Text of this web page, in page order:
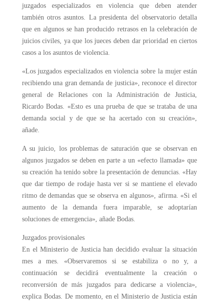
juzgados especializados en violencia que deben atender
también otros asuntos. La presidenta del observatorio detalla
que en algunos se han producido retrasos en la celebración de
juicios civiles, ya que los jueces deben dar prioridad en ciertos
casos a los asuntos de violencia.
«Los juzgados especializados en violencia sobre la mujer están
recibiendo una gran demanda de justicia», reconoce el director
general de Relaciones con la Administración de Justicia,
Ricardo Bodas. «Esto es una prueba de que se trataba de una
demanda social y de que se ha acertado con su creación»,
añade.
A su juicio, los problemas de saturación que se observan en
algunos juzgados se deben en parte a un «efecto llamada» que
su creación ha tenido sobre la presentación de denuncias. «Hay
que dar tiempo de rodaje hasta ver si se mantiene el elevado
ritmo de demandas que se observa en algunos», afirma. «Si el
aumento de la demanda fuera imparable, se adoptarían
soluciones de emergencia», añade Bodas.
Juzgados provisionales
En el Ministerio de Justicia han decidido evaluar la situación
mes a mes. «Observaremos si se estabiliza o no y, a
continuación se decidirá eventualmente la creación o
reconversión de más juzgados para dedicarse a violencia»,
explica Bodas. De momento, en el Ministerio de Justicia están